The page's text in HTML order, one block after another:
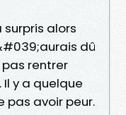
surpris alors
dû
rentrer
Il y a quelque
pas avoir peur.